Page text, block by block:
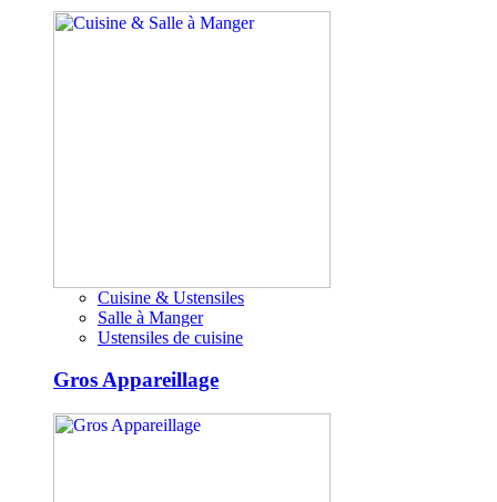
Cuisine & Ustensiles
Salle à Manger
Ustensiles de cuisine
Gros Appareillage